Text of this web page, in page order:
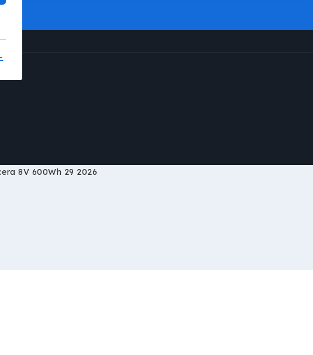
8V 600Wh 29 2026